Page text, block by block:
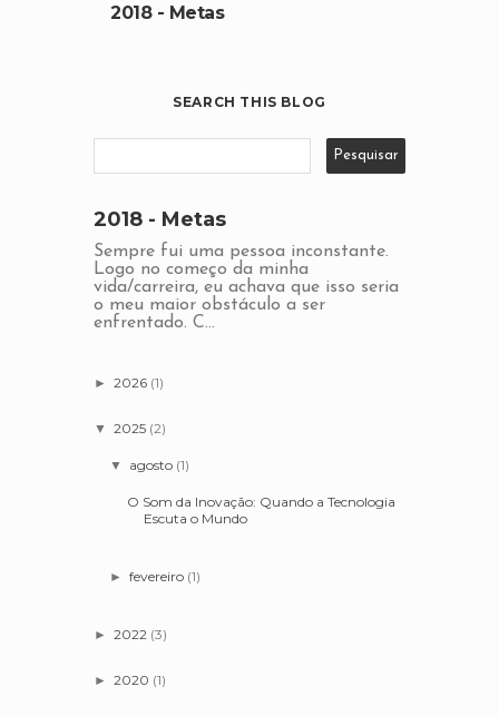
2018 - Metas
SEARCH THIS BLOG
2018 - Metas
Sempre fui uma pessoa inconstante.
Logo no começo da minha
vida/carreira, eu achava que isso seria
o meu maior obstáculo a ser
enfrentado. C...
► 2026 (1)
▼ 2025 (2)
▼ agosto (1)
O Som da Inovação: Quando a Tecnologia
Escuta o Mundo
►fevereiro (1)
► 2022 (3)
► 2020 (1)